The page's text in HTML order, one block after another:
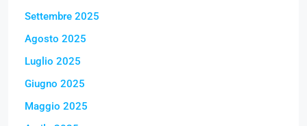
Settembre 2025
Agosto 2025
Luglio 2025
Giugno 2025
Maggio 2025